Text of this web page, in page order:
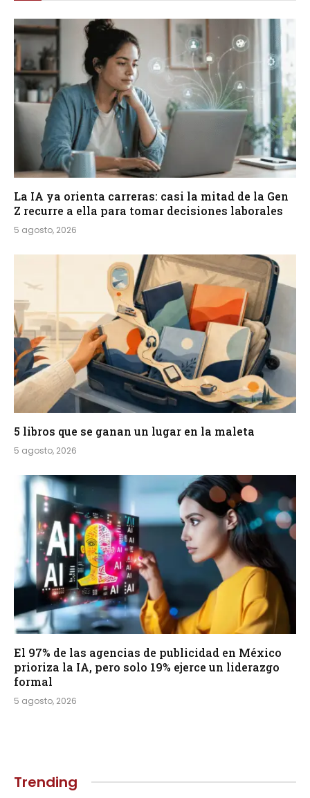
La IA ya orienta carreras: casi la mitad de la Gen
Z recurre a ella para tomar decisiones laborales
5 agosto, 2026
5 libros que se ganan un lugar en la maleta
5 agosto, 2026
El 97% de las agencias de publicidad en México
prioriza la IA, pero solo 19% ejerce un liderazgo
formal
5 agosto, 2026
Trending